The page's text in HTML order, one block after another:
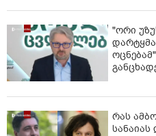
"ორი
რას
სანაიას